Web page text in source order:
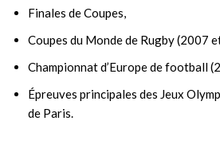
Finales de Coupes,
Coupes du Monde de Rugby (2007
Championnat d’Europe de football
Épreuves principales des Jeux
de Paris.